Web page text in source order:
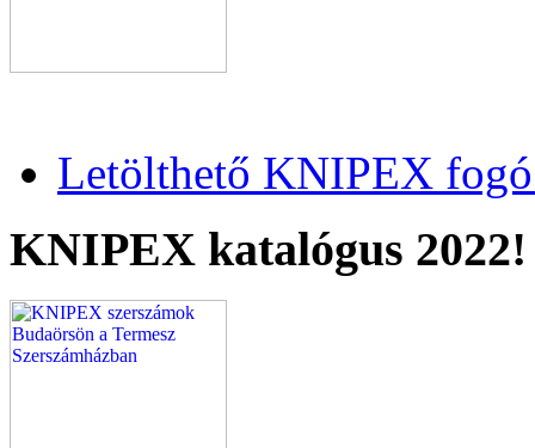
Letölthető KNIPEX fogó
KNIPEX katalógus 2022!